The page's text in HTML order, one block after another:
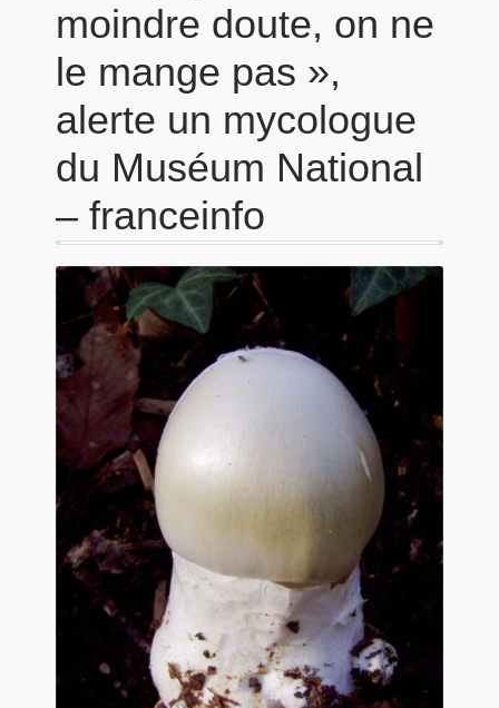
moindre doute, on ne
le mange pas »,
alerte un mycologue
du Muséum National
– franceinfo